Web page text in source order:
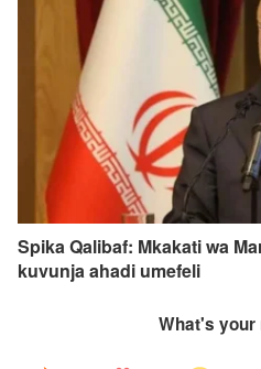
Spika Qalibaf: Mkakati wa
kuvunja ahadi umefeli